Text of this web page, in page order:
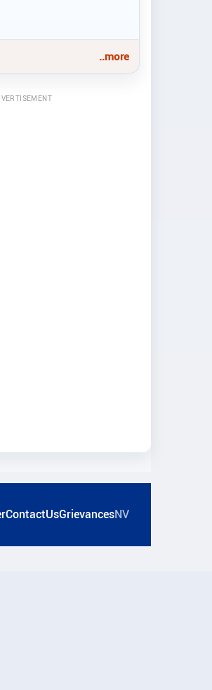
..more
ContactUsGrievancesNV